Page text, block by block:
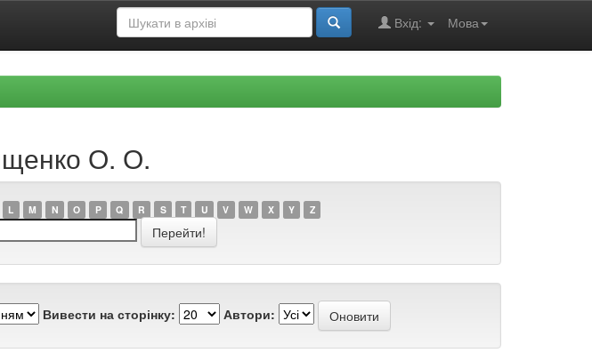
Мова
Вхід:
О. О.
L M N O P Q R S T U V W X Y Z
Вивести на сторінку: Автори: